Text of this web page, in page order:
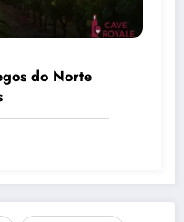
do Norte